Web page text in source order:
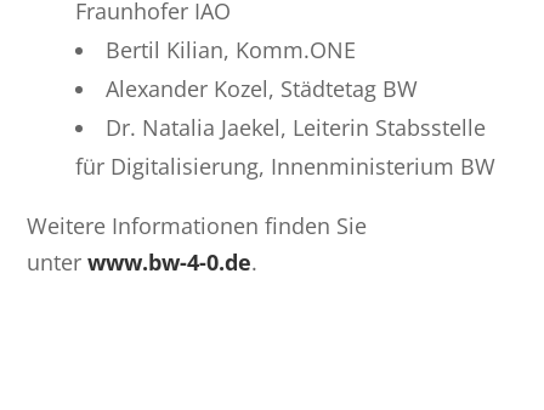
Fraunhofer IAO
Bertil Kilian, Komm.ONE
Alexander Kozel, Städtetag BW
Dr. Natalia Jaekel, Leiterin Stabsstelle
für Digitalisierung, Innenministerium BW
Weitere Informationen finden Sie
unterwww.bw-4-0.de.